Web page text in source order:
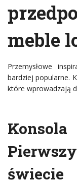
meble
Przemysłowe
bardziej popularne.
które wprowadzają
świecie